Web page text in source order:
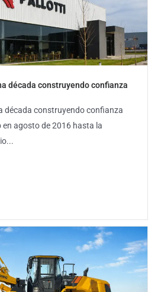
década construyendo confianza
década construyendo confianza
en agosto de 2016 hasta la